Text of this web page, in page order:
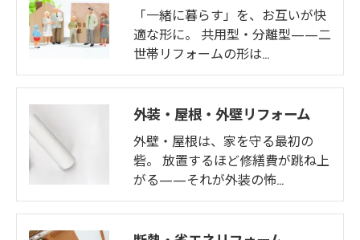
「一緒に暮らす」を、お互いが快
適な形に。 共用型・分離型——二
世帯リフォームの形は…
外装・屋根・外壁リフォーム
外壁・屋根は、家を守る最初の
砦。 放置するほど修繕費が跳ね上
がる——それが外装の怖…